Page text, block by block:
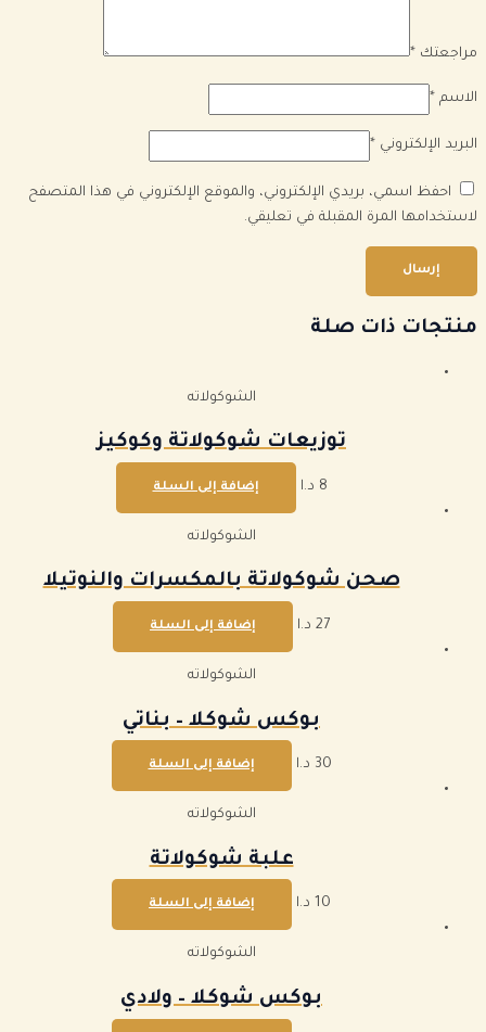
مراجعتك *
الاسم *
البريد الإلكتروني *
احفظ اسمي، بريدي الإلكتروني، والموقع الإلكتروني في هذا المتصفح
لاستخدامها المرة المقبلة في تعليقي.
منتجات ذات صلة
الشوكولاته
توزيعات شوكولاتة وكوكيز
8 د.ا إضافة إلى السلة
الشوكولاته
صحن شوكولاتة بالمكسرات والنوتيلا
27 د.ا إضافة إلى السلة
الشوكولاته
بوكس شوكلا – بناتي
30 د.ا إضافة إلى السلة
الشوكولاته
علبة شوكولاتة
10 د.ا إضافة إلى السلة
الشوكولاته
بوكس شوكلا – ولادي